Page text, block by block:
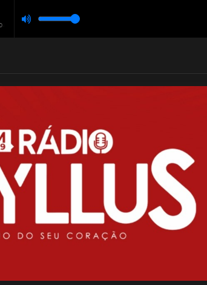
com A Rádio do seu coração!
- É por você que canto (The Sound of Silence)